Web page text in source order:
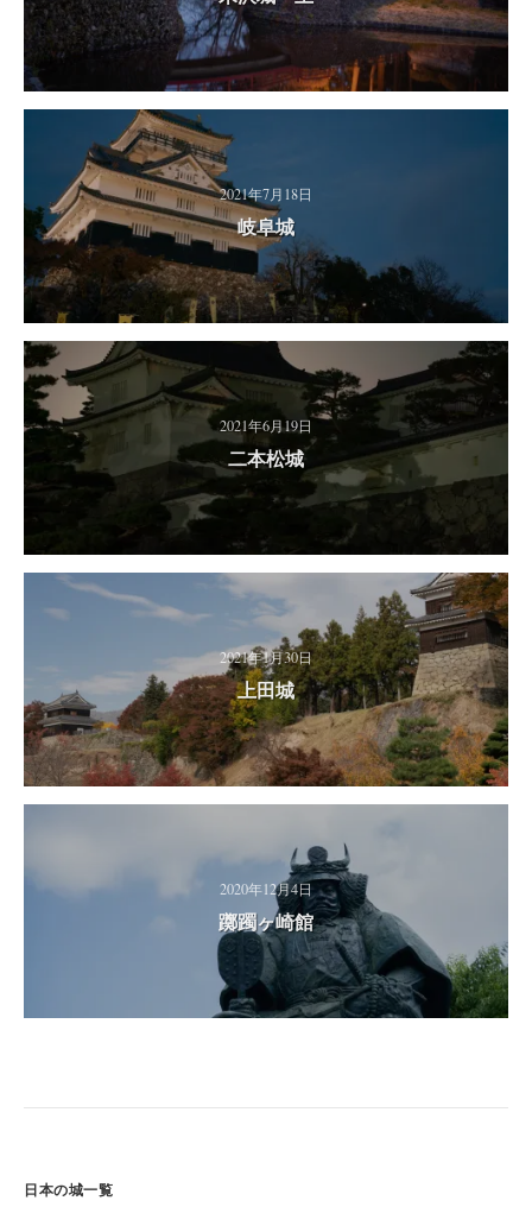
2021年7月18日
岐阜城
2021年6月19日
二本松城
2021年1月30日
上田城
2020年12月4日
躑躅ヶ崎館
日本の城一覧